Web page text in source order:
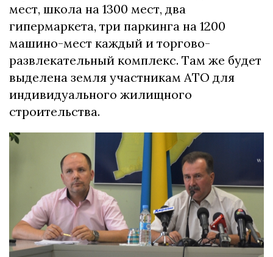
мест, школа на 1300 мест, два
гипермаркета, три паркинга на 1200
машино-мест каждый и торгово-
развлекательный комплекс. Там же будет
выделена земля участникам АТО для
индивидуального жилищного
строительства.